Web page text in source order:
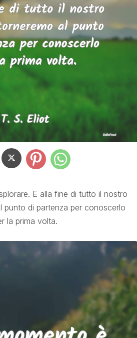
E alla fine di tutto il nostro
punto di partenza per conoscerlo
la prima volta.